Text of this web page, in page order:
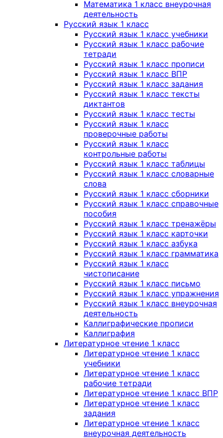
Математика 1 класс внеурочная
деятельность
Русский язык 1 класс
Русский язык 1 класс учебники
Русский язык 1 класс рабочие
тетради
Русский язык 1 класс прописи
Русский язык 1 класс ВПР
Русский язык 1 класс задания
Русский язык 1 класс тексты
диктантов
Русский язык 1 класс тесты
Русский язык 1 класс
проверочные работы
Русский язык 1 класс
контрольные работы
Русский язык 1 класс таблицы
Русский язык 1 класс словарные
слова
Русский язык 1 класс сборники
Русский язык 1 класс справочные
пособия
Русский язык 1 класс тренажёры
Русский язык 1 класс карточки
Русский язык 1 класс азбука
Русский язык 1 класс грамматика
Русский язык 1 класс
чистописание
Русский язык 1 класс письмо
Русский язык 1 класс упражнения
Русский язык 1 класс внеурочная
деятельность
Каллиграфические прописи
Каллиграфия
Литературное чтение 1 класс
Литературное чтение 1 класс
учебники
Литературное чтение 1 класс
рабочие тетради
Литературное чтение 1 класс ВПР
Литературное чтение 1 класс
задания
Литературное чтение 1 класс
внеурочная деятельность